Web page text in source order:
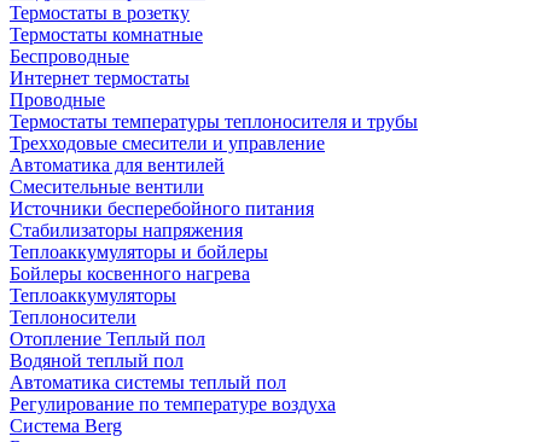
Термостаты в розетку
Термостаты комнатные
Беспроводные
Интернет термостаты
Проводные
Термостаты температуры теплоносителя и трубы
Трехходовые смесители и управление
Автоматика для вентилей
Смесительные вентили
Источники бесперебойного питания
Стабилизаторы напряжения
Теплоаккумуляторы и бойлеры
Бойлеры косвенного нагрева
Теплоаккумуляторы
Теплоносители
Отопление Теплый пол
Водяной теплый пол
Автоматика системы теплый пол
Регулирование по температуре воздуха
Система Berg